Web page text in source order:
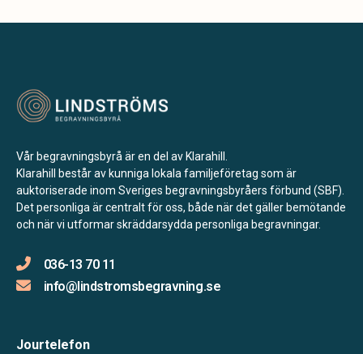
Vår begravningsbyrå är en del av Klarahill.
Klarahill består av kunniga lokala familjeföretag som är
auktoriserade inom Sveriges begravningsbyråers förbund (SBF).
Det personliga är centralt för oss, både när det gäller bemötande
och när vi utformar skräddarsydda personliga begravningar.
036-13 70 11
info@lindstromsbegravning.se
Jourtelefon